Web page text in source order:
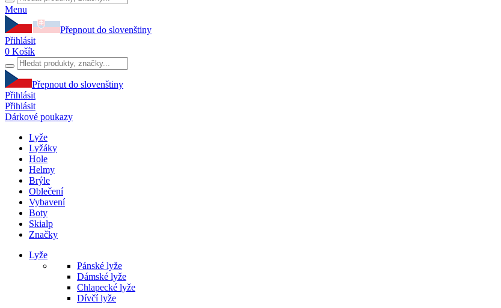
Menu
Přepnout do slovenštiny
Přihlásit
0 Košík
Přepnout do slovenštiny
Přihlásit
Přihlásit
Dárkové poukazy
Lyže
Lyžáky
Hole
Helmy
Brýle
Oblečení
Vybavení
Boty
Skialp
Značky
Lyže
Pánské lyže
Dámské lyže
Chlapecké lyže
Dívčí lyže